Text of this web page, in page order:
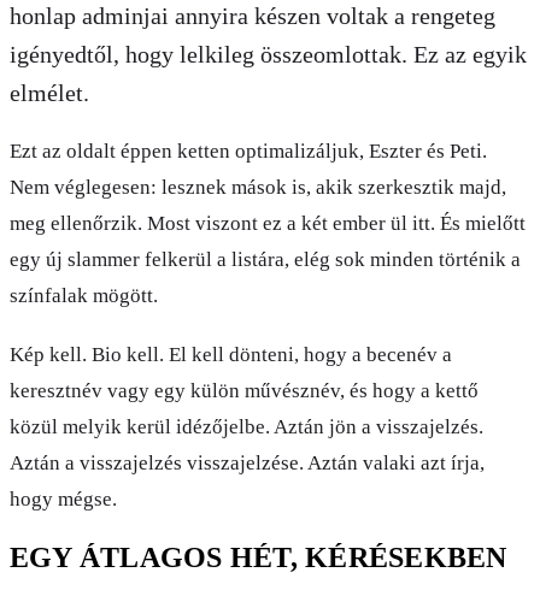
honlap adminjai annyira készen voltak a rengeteg
igényedtől, hogy lelkileg összeomlottak. Ez az egyik
elmélet.
Ezt az oldalt éppen ketten optimalizáljuk, Eszter és Peti.
Nem véglegesen: lesznek mások is, akik szerkesztik majd,
meg ellenőrzik. Most viszont ez a két ember ül itt. És mielőtt
egy új slammer felkerül a listára, elég sok minden történik a
színfalak mögött.
Kép kell. Bio kell. El kell dönteni, hogy a becenév a
keresztnév vagy egy külön művésznév, és hogy a kettő
közül melyik kerül idézőjelbe. Aztán jön a visszajelzés.
Aztán a visszajelzés visszajelzése. Aztán valaki azt írja,
hogy mégse.
EGY ÁTLAGOS HÉT, KÉRÉSEKBEN